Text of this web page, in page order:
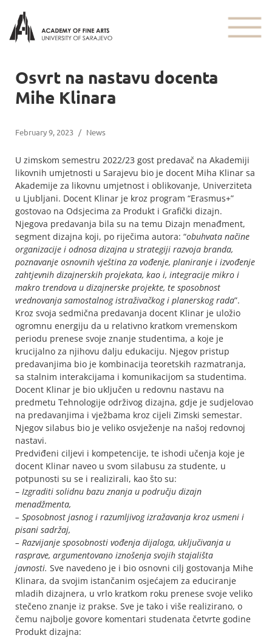
Osvrt na nastavu docenta
Mihe Klinara
February 9, 2023 / News
U zimskom semestru 2022/23 gost predavač na Akademiji
likovnih umjetnosti u Sarajevu bio je docent Miha Klinar sa
Akademije za likovnu umjetnost i oblikovanje, Univerziteta
u Ljubljani. Docent Klinar je kroz program “Erasmus+”
gostovao na Odsjecima za Produkt i Grafički dizajn.
Njegova predavanja bila su na temu Dizajn menađment,
segment dizajna koji, po riječima autora: “obuhvata načine
organizacije i odnosa dizajna u strategiji razvoja branda,
poznavanje osnovnih vještina za vođenje, planiranje i izvođenje
zahtjevnih dizajnerskih projekata, kao i, integracije mikro i
makro trendova u dizajnerske projekte, te sposobnost
vrednovanja samostalnog istraživačkog i planerskog rada”.
Kroz svoja sedmična predavanja docent Klinar je uložio
ogromnu energiju da u relativno kratkom vremenskom
periodu prenese svoje znanje studentima, a koje je
krucijalno za njihovu dalju edukaciju. Njegov pristup
predavanjima bio je kombinacija teoretskih razmatranja,
sa stalnim interakcijama i komunikacijom sa studentima.
Docent Klinar je bio uključen u redovnu nastavu na
predmetu Tehnologije održivog dizajna, gdje je sudjelovao
na predavanjima i vježbama kroz cijeli Zimski semestar.
Njegov silabus bio je veliko osvježenje na našoj redovnoj
nastavi.
Predviđeni ciljevi i kompetencije, te ishodi učenja koje je
docent Klinar naveo u svom silabusu za studente, u
potpunosti su se i realizirali, kao što su:
– Izgraditi solidnu bazu znanja u području dizajn
menadžmenta,
– Sposobnost jasnog i razumljivog izražavanja kroz usmeni i
pisani sadržaj,
– Razvijanje sposobnosti vođenja dijaloga, uključivanja u
rasprave, argumentovano iznošenja svojih stajališta
javnosti. Sve navedeno je i bio osnovni cilj gostovanja Mihe
Klinara, da svojim istančanim osjećajem za educiranje
mladih dizajnera, u vrlo kratkom roku prenese svoje veliko
stečeno znanje iz prakse. Sve je tako i više realizirano, o
čemu najbolje govore komentari studenata četvrte godine
Produkt dizajna: